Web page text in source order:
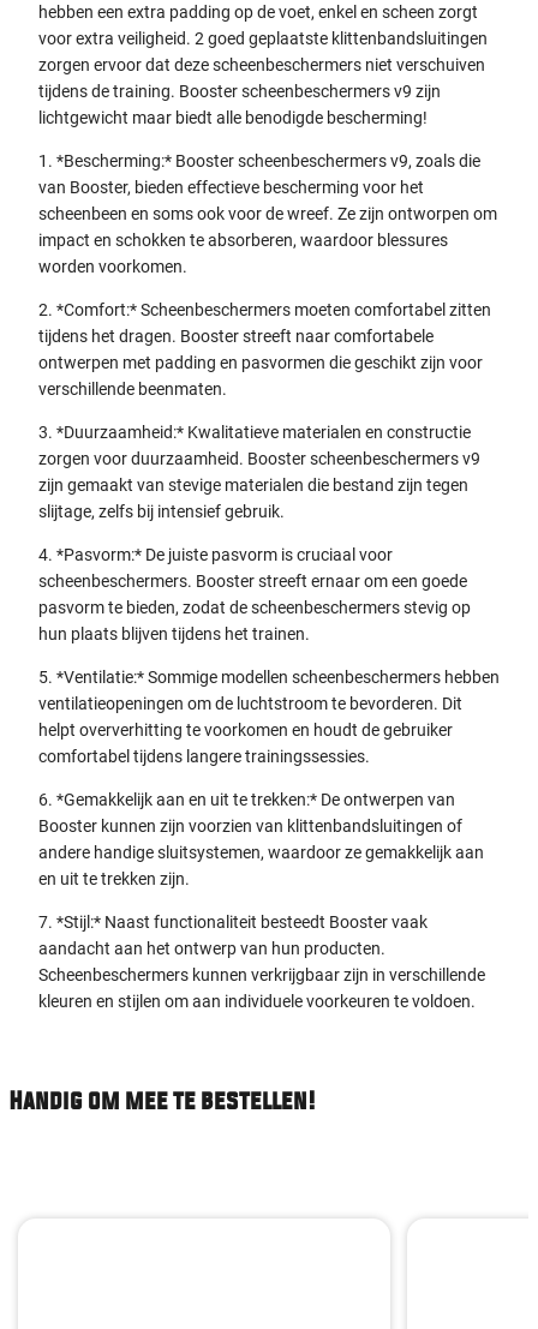
hebben een extra padding op de voet, enkel en scheen zorgt
voor extra veiligheid. 2 goed geplaatste klittenbandsluitingen
zorgen ervoor dat deze scheenbeschermers niet verschuiven
tijdens de training. Booster scheenbeschermers v9 zijn
lichtgewicht maar biedt alle benodigde bescherming!
1.⁠ ⁠*Bescherming:* Booster scheenbeschermers v9, zoals die
van Booster, bieden effectieve bescherming voor het
scheenbeen en soms ook voor de wreef. Ze zijn ontworpen om
impact en schokken te absorberen, waardoor blessures
worden voorkomen.
2.⁠ ⁠*Comfort:* Scheenbeschermers moeten comfortabel zitten
tijdens het dragen. Booster streeft naar comfortabele
ontwerpen met padding en pasvormen die geschikt zijn voor
verschillende beenmaten.
3.⁠ ⁠*Duurzaamheid:* Kwalitatieve materialen en constructie
zorgen voor duurzaamheid. Booster scheenbeschermers v9
zijn gemaakt van stevige materialen die bestand zijn tegen
slijtage, zelfs bij intensief gebruik.
4.⁠ ⁠*Pasvorm:* De juiste pasvorm is cruciaal voor
scheenbeschermers. Booster streeft ernaar om een goede
pasvorm te bieden, zodat de scheenbeschermers stevig op
hun plaats blijven tijdens het trainen.
5.⁠ ⁠*Ventilatie:* Sommige modellen scheenbeschermers hebben
ventilatieopeningen om de luchtstroom te bevorderen. Dit
helpt oververhitting te voorkomen en houdt de gebruiker
comfortabel tijdens langere trainingssessies.
6.⁠ ⁠*Gemakkelijk aan en uit te trekken:* De ontwerpen van
Booster kunnen zijn voorzien van klittenbandsluitingen of
andere handige sluitsystemen, waardoor ze gemakkelijk aan
en uit te trekken zijn.
7.⁠ ⁠*Stijl:* Naast functionaliteit besteedt Booster vaak
aandacht aan het ontwerp van hun producten.
Scheenbeschermers kunnen verkrijgbaar zijn in verschillende
kleuren en stijlen om aan individuele voorkeuren te voldoen.
Handig om mee te bestellen!